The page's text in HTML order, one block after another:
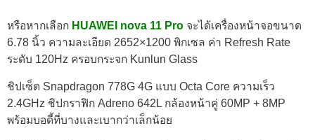
หรือหากเลือก HUAWEI nova 11 Pro จะได้เครื่องหน้าจอขนาด
6.78 นิ้ว ความละเอียด 2652×1200 พิกเซล ค่า Refresh Rate
ระดับ 120Hz ครอบกระจก Kunlun Glass
ชิปเซ็ต Snapdragon 778G 4G แบบ Octa Core ความเร็ว
2.4GHz ชิปกราฟิก Adreno 642L กล้องหน้าคู่ 60MP + 8MP
พร้อมบอดี้ที่บางและเบากว่าเล็กน้อย